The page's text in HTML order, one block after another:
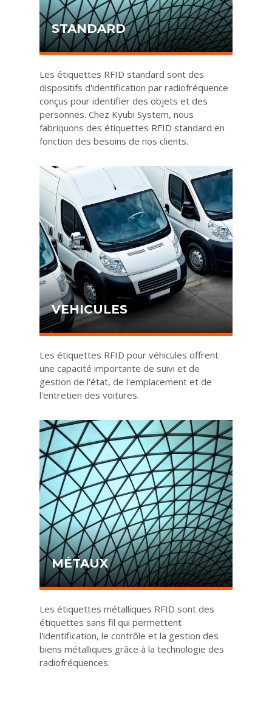
STANDARD
Les étiquettes RFID standard sont des
dispositifs d'identification par radiofréquence
conçus pour identifier des objets et des
personnes. Chez Kyubi System, nous
fabriquons des étiquettes RFID standard en
fonction des besoins de nos clients.
VEHICULES
Les étiquettes RFID pour véhicules offrent
une capacité importante de suivi et de
gestion de l'état, de l'emplacement et de
l'entretien des voitures.
MÉTAUX
Les étiquettes métalliques RFID sont des
étiquettes sans fil qui permettent
l'identification, le contrôle et la gestion des
biens métalliques grâce à la technologie des
radiofréquences.